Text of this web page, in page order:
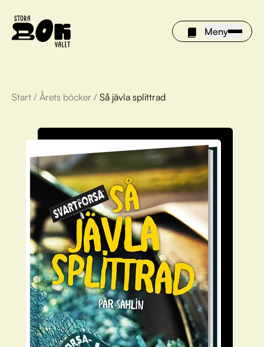
Meny
Årets böcker
Om Stora bokvalet
Olivia tipsar
Vinnare
FAQ
För bibliotek
Start / Årets böcker / Så jävla splittrad